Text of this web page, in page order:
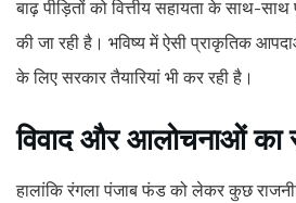
बाढ़ पीड़ितों को वित्तीय सहायता के साथ-साथ
की जा रही है। भविष्य में ऐसी प्राकृतिक
के लिए सरकार तैयारियां भी कर रही है।
विवाद और आलोचनाओं का
हालांकि रंगला पंजाब फंड को लेकर कुछ